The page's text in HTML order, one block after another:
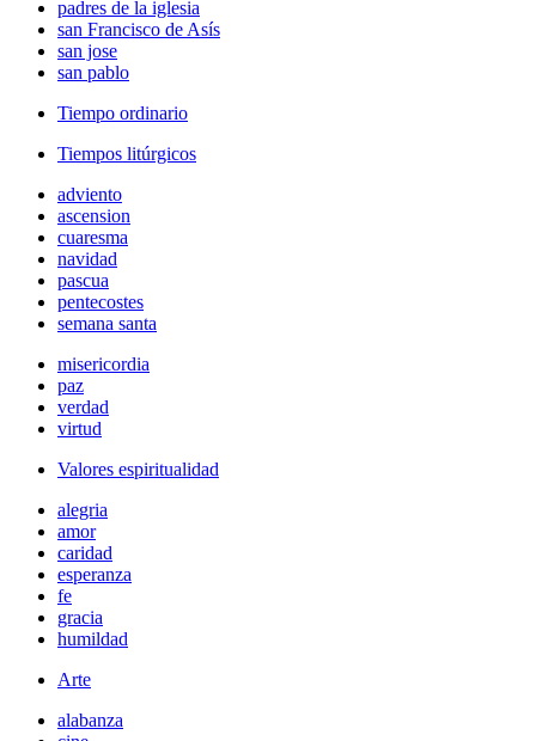
padres de la iglesia
san Francisco de Asís
san jose
san pablo
Tiempo ordinario
Tiempos litúrgicos
adviento
ascension
cuaresma
navidad
pascua
pentecostes
semana santa
misericordia
paz
verdad
virtud
Valores espiritualidad
alegria
amor
caridad
esperanza
fe
gracia
humildad
Arte
alabanza